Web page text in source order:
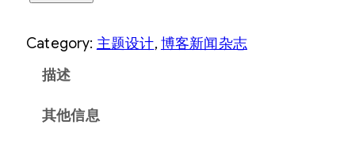
u
Category: 主题设计, 博客新闻杂志
描述
其他信息